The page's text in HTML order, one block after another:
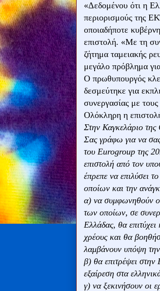
«Δεδομένου ότι η
περιορισμούς της
οποιαδήποτε
επιστολή. «Με τη
ζήτημα ταμειακής
μεγάλο πρόβλημα
Ο πρωθυπουργός
δεσμεύτηκε για
συνεργασίας με τους
Ολόκληρη η
Στην Καγκελάριο
Σας γράφω για να
του Eurogroup της
επιστολή από τον
έπρεπε να επιλύσει
οποίων και την
α) να συμφωνηθούν οι
των οποίων, σε
Ελλάδας, θα
χρέους και θα
λαμβάνουν υπόψη
β) θα επιτρέψει
εξαίρεση στα
γ) να ξεκινήσουν οι